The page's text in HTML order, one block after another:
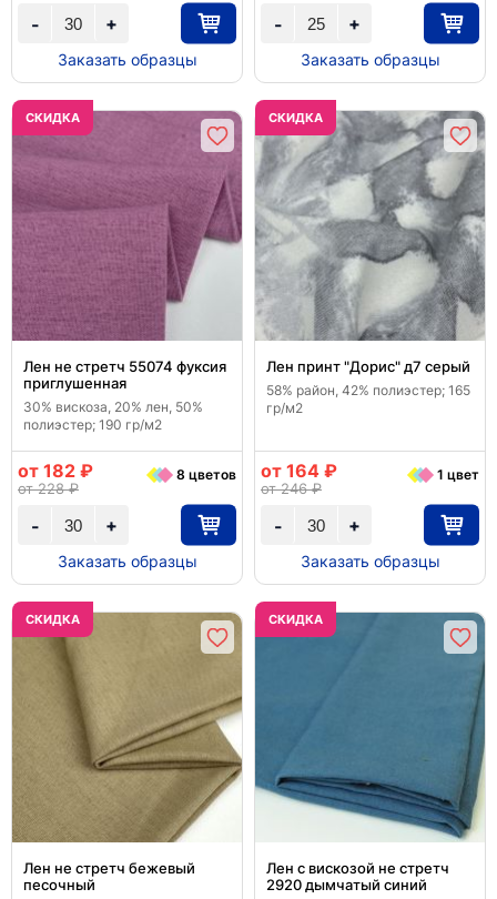
+
-
Заказать образцы
+
-
Заказать образцы
CКИДКА
Лен не стретч 55074 фуксия
приглушенная
30% вискоза, 20% лен, 50%
полиэстер; 190 гр/м2
+
-
от 182 ₽
от 228 ₽
8 цветов
Заказать образцы
CКИДКА
Лен принт "Дорис" д7 серый
58% район, 42% полиэстер; 165
гр/м2
+
-
от 164 ₽
от 246 ₽
1 цвет
Заказать образцы
CКИДКА
Лен не стретч бежевый
песочный
CКИДКА
Лен с вискозой не стретч
2920 дымчатый синий